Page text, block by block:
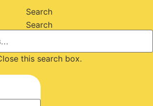
Search
Search
this search box.